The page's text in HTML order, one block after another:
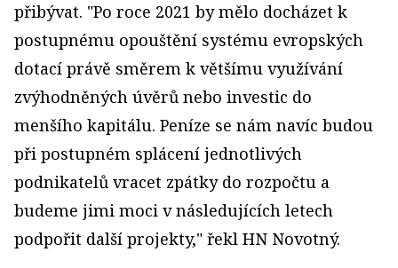
přibývat. "Po roce 2021 by mělo docházet k
postupnému opouštění systému evropských
dotací právě směrem k většímu využívání
zvýhodněných úvěrů nebo investic do
menšího kapitálu. Peníze se nám navíc budou
při postupném splácení jednotlivých
podnikatelů vracet zpátky do rozpočtu a
budeme jimi moci v následujících letech
podpořit další projekty," řekl HN Novotný.